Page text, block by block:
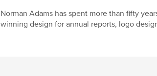
Norman Adams has spent more than fifty
winning design for annual reports, logo